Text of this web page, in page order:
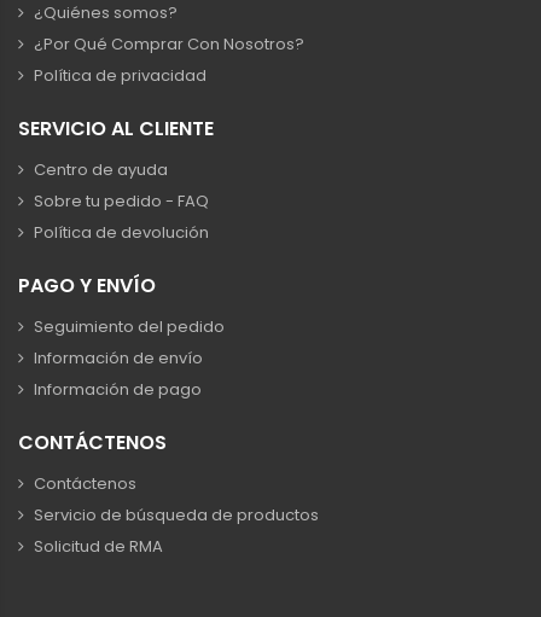
¿Quiénes somos?
¿Por Qué Comprar Con Nosotros?
Política de privacidad
SERVICIO AL CLIENTE
Centro de ayuda
Sobre tu pedido - FAQ
Política de devolución
PAGO Y ENVÍO
Seguimiento del pedido
Información de envío
Información de pago
CONTÁCTENOS
Contáctenos
Servicio de búsqueda de productos
Solicitud de RMA